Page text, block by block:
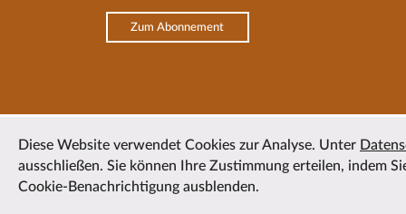
Zum Abonnement
Diese Website verwendet Cookies zur Analyse. Unter
ausschließen. Sie können Ihre Zustimmung erteilen, indem
Cookie-Benachrichtigung ausblenden.